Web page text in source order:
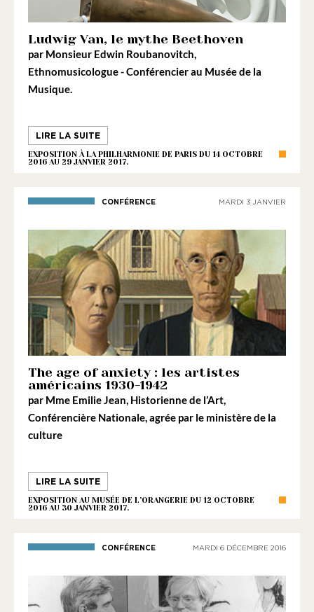
Ludwig Van, le mythe Beethoven
par Monsieur Edwin Roubanovitch,
Ethnomusicologue - Conférencier au Musée de la
Musique.
LIRE LA SUITE
EXPOSITION À LA PHILHARMONIE DE PARIS DU 14 OCTOBRE
2016 AU 29 JANVIER 2017.
CONFÉRENCE MARDI 3 JANVIER
The age of anxiety : les artistes
américains 1930-1942
par Mme Emilie Jean, Historienne de l’Art,
Conférencière Nationale, agrée par le ministère de la
culture
LIRE LA SUITE
EXPOSITION AU MUSÉE DE L’ORANGERIE DU 12 OCTOBRE
2016 AU 30 JANVIER 2017.
CONFÉRENCE MARDI 6 DÉCEMBRE 2016